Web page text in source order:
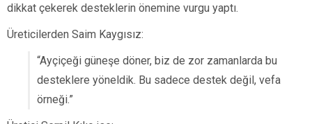
dikkat çekerek desteklerin önemine vurgu yaptı.
Üreticilerden Saim Kaygısız:
“Ayçiçeği güneşe döner, biz de zor zamanlarda bu
desteklere yöneldik. Bu sadece destek değil, vefa
örneği.”